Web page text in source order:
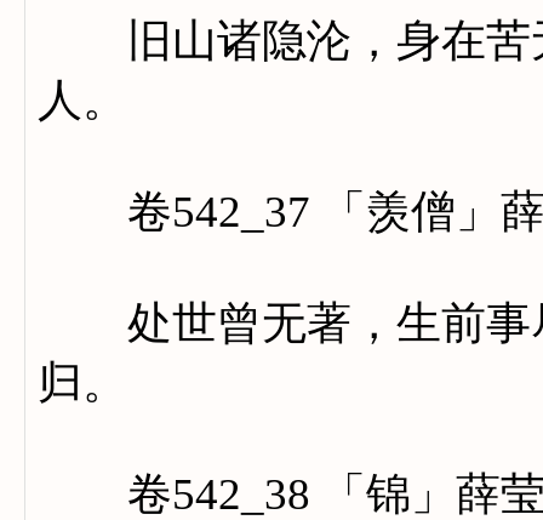
旧山诸隐沦，身在苦
人。
卷542_37 「羡僧」
处世曾无著，生前事
归。
卷542_38 「锦」薛